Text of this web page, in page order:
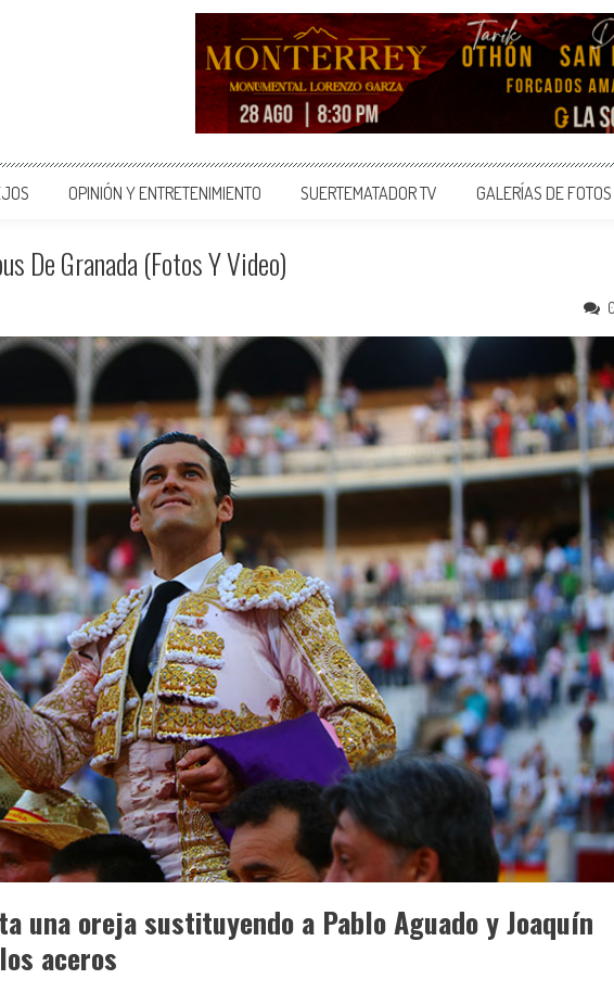
OPINIÓN Y ENTRETENIMIENTO SUERTEMATADOR TV GALERÍAS DE FOTOS
De Granada (Fotos Y Video)
una oreja sustituyendo a Pablo Aguado y Joaquín
aceros